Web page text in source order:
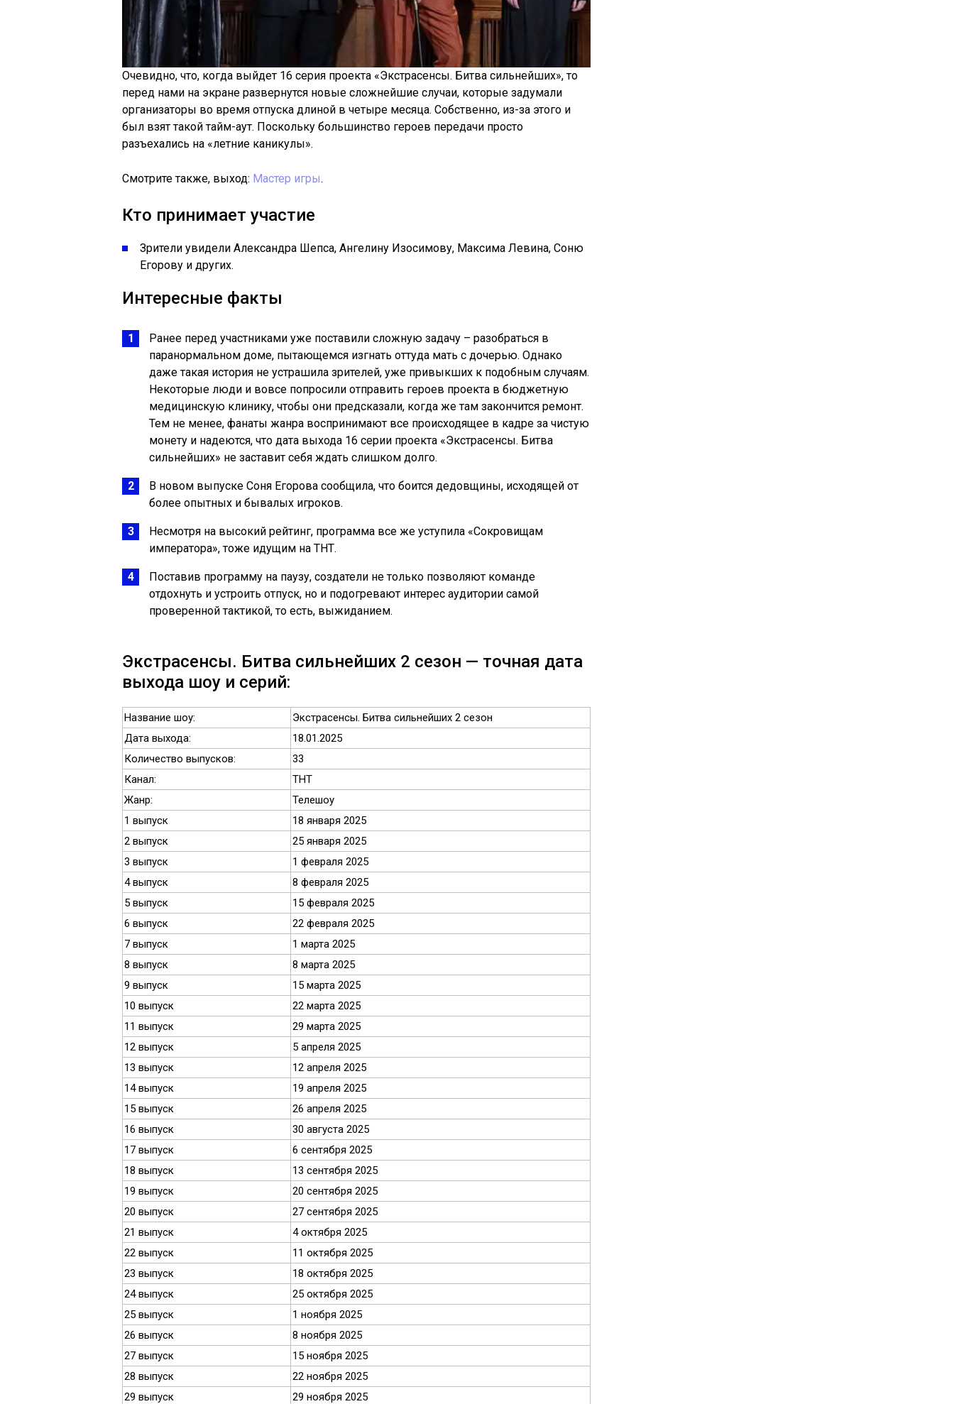
Очевидно, что, когда выйдет 16 серия проекта «Экстрасенсы. Битва сильнейших», то
перед нами на экране развернутся новые сложнейшие случаи, которые задумали
организаторы во время отпуска длиной в четыре месяца. Собственно, из-за этого и
был взят такой тайм-аут. Поскольку большинство героев передачи просто
разъехались на «летние каникулы».
Смотрите также, выход: Мастер игры.
Кто принимает участие
Зрители увидели Александра Шепса, Ангелину Изосимову, Максима Левина, Соню
Егорову и других.
Интересные факты
Ранее перед участниками уже поставили сложную задачу – разобраться в
паранормальном доме, пытающемся изгнать оттуда мать с дочерью. Однако
даже такая история не устрашила зрителей, уже привыкших к подобным случаям.
Некоторые люди и вовсе попросили отправить героев проекта в бюджетную
медицинскую клинику, чтобы они предсказали, когда же там закончится ремонт.
Тем не менее, фанаты жанра воспринимают все происходящее в кадре за чистую
монету и надеются, что дата выхода 16 серии проекта «Экстрасенсы. Битва
сильнейших» не заставит себя ждать слишком долго.
В новом выпуске Соня Егорова сообщила, что боится дедовщины, исходящей от
более опытных и бывалых игроков.
Несмотря на высокий рейтинг, программа все же уступила «Сокровищам
императора», тоже идущим на ТНТ.
Поставив программу на паузу, создатели не только позволяют команде
отдохнуть и устроить отпуск, но и подогревают интерес аудитории самой
проверенной тактикой, то есть, выжиданием.
Экстрасенсы. Битва сильнейших 2 сезон — точная дата
выхода шоу и серий:
Название шоу:
Экстрасенсы. Битва сильнейших 2 сезон
Дата выхода:
18.01.2025
Количество выпусков:
33
Канал:
ТНТ
Жанр:
Телешоу
1 выпуск
18 января 2025
2 выпуск
25 января 2025
3 выпуск
1 февраля 2025
4 выпуск
8 февраля 2025
5 выпуск
15 февраля 2025
6 выпуск
22 февраля 2025
7 выпуск
1 марта 2025
8 выпуск
8 марта 2025
9 выпуск
15 марта 2025
10 выпуск
22 марта 2025
11 выпуск
29 марта 2025
12 выпуск
5 апреля 2025
13 выпуск
12 апреля 2025
14 выпуск
19 апреля 2025
15 выпуск
26 апреля 2025
16 выпуск
30 августа 2025
17 выпуск
6 сентября 2025
18 выпуск
13 сентября 2025
19 выпуск
20 сентября 2025
20 выпуск
27 сентября 2025
21 выпуск
4 октября 2025
22 выпуск
11 октября 2025
23 выпуск
18 октября 2025
24 выпуск
25 октября 2025
25 выпуск
1 ноября 2025
26 выпуск
8 ноября 2025
27 выпуск
15 ноября 2025
28 выпуск
22 ноября 2025
29 выпуск
29 ноября 2025